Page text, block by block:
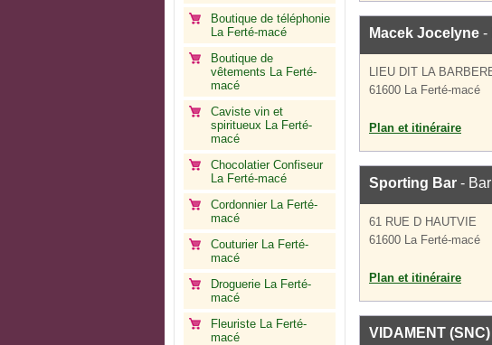
Boutique de téléphonie
La Ferté-macé
Boutique de
vêtements La Ferté-
macé
Caviste vin et
spiritueux La Ferté-
macé
Chocolatier Confiseur
La Ferté-macé
Cordonnier La Ferté-
macé
Couturier La Ferté-
macé
Droguerie La Ferté-
macé
Fleuriste La Ferté-
macé
Macek Jocelyne -
LIEU DIT LA
61600 La Ferté-macé
Plan et itinéraire
Sporting Bar -
61 RUE D HAUTVIE
61600 La Ferté-macé
Plan et itinéraire
VIDAMENT (SNC)